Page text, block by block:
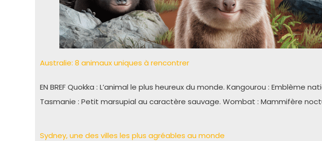
Australie: 8 animaux uniques à rencontrer
EN BREF Quokka : L’animal le plus heureux du monde. Kangourou :
Tasmanie : Petit marsupial au caractère sauvage. Wombat : Mammifère
Sydney, une des villes les plus agréables au monde